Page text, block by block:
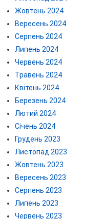
Жовтень 2024
Вересень 2024
Серпень 2024
Липень 2024
Червень 2024
Травень 2024
Квітень 2024
Березень 2024
Лютий 2024
Січень 2024
Грудень 2023
Листопад 2023
Жовтень 2023
Вересень 2023
Серпень 2023
Липень 2023
Червень 2023